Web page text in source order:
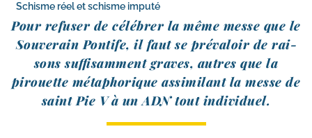
Schisme réel et schisme imputé
Pour refu­ser de célé­brer la même messe que le
Souverain Pontife, il faut se pré­va­loir de rai­
sons suf­fi­sam­ment graves, autres que la
pirouette méta­pho­rique assi­mi­lant la messe de
saint Pie V à un ADN tout individuel.